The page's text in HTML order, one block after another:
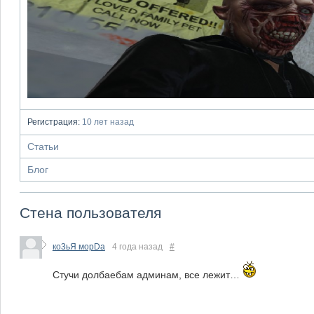
Регистрация:10 лет назад
Статьи
Блог
Стена пользователя
ко3ьЯ морDa 4 года назад #
Стучи долбаебам админам, все лежит…